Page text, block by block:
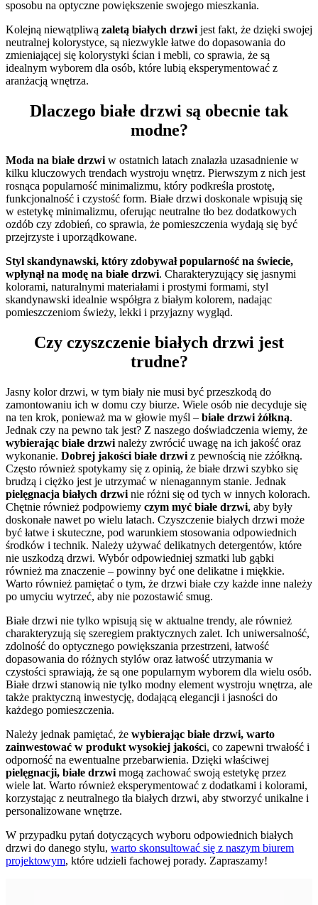
sposobu na optyczne powiększenie swojego mieszkania.
Kolejną niewątpliwą zaletą białych drzwi jest fakt, że dzięki swojej
neutralnej kolorystyce, są niezwykle łatwe do dopasowania do
zmieniającej się kolorystyki ścian i mebli, co sprawia, że są
idealnym wyborem dla osób, które lubią eksperymentować z
aranżacją wnętrza.
Dlaczego białe drzwi są obecnie tak
modne?
Moda na białe drzwi w ostatnich latach znalazła uzasadnienie w
kilku kluczowych trendach wystroju wnętrz. Pierwszym z nich jest
rosnąca popularność minimalizmu, który podkreśla prostotę,
funkcjonalność i czystość form. Białe drzwi doskonale wpisują się
w estetykę minimalizmu, oferując neutralne tło bez dodatkowych
ozdób czy zdobień, co sprawia, że pomieszczenia wydają się być
przejrzyste i uporządkowane.
Styl skandynawski, który zdobywał popularność na świecie,
wpłynął na modę na białe drzwi. Charakteryzujący się jasnymi
kolorami, naturalnymi materiałami i prostymi formami, styl
skandynawski idealnie współgra z białym kolorem, nadając
pomieszczeniom świeży, lekki i przyjazny wygląd.
Czy czyszczenie białych drzwi jest
trudne?
Jasny kolor drzwi, w tym biały nie musi być przeszkodą do
zamontowaniu ich w domu czy biurze. Wiele osób nie decyduje się
na ten krok, ponieważ ma w głowie myśl – białe drzwi żółkną.
Jednak czy na pewno tak jest? Z naszego doświadczenia wiemy, że
wybierając białe drzwi należy zwrócić uwagę na ich jakość oraz
wykonanie. Dobrej jakości białe drzwi z pewnością nie zżółkną.
Często również spotykamy się z opinią, że białe drzwi szybko się
brudzą i ciężko jest je utrzymać w nienagannym stanie. Jednak
pielęgnacja białych drzwi nie różni się od tych w innych kolorach.
Chętnie również podpowiemy czym myć białe drzwi, aby były
doskonałe nawet po wielu latach. Czyszczenie białych drzwi może
być łatwe i skuteczne, pod warunkiem stosowania odpowiednich
środków i technik. Należy używać delikatnych detergentów, które
nie uszkodzą drzwi. Wybór odpowiedniej szmatki lub gąbki
również ma znaczenie – powinny być one delikatne i miękkie.
Warto również pamiętać o tym, że drzwi białe czy każde inne należy
po umyciu wytrzeć, aby nie pozostawić smug.
Białe drzwi nie tylko wpisują się w aktualne trendy, ale również
charakteryzują się szeregiem praktycznych zalet. Ich uniwersalność,
zdolność do optycznego powiększania przestrzeni, łatwość
dopasowania do różnych stylów oraz łatwość utrzymania w
czystości sprawiają, że są one popularnym wyborem dla wielu osób.
Białe drzwi stanowią nie tylko modny element wystroju wnętrza, ale
także praktyczną inwestycję, dodającą elegancji i jasności do
każdego pomieszczenia.
Należy jednak pamiętać, że wybierając białe drzwi, warto
zainwestować w produkt wysokiej jakości, co zapewni trwałość i
odporność na ewentualne przebarwienia. Dzięki właściwej
pielęgnacji, białe drzwi mogą zachować swoją estetykę przez
wiele lat. Warto również eksperymentować z dodatkami i kolorami,
korzystając z neutralnego tła białych drzwi, aby stworzyć unikalne i
personalizowane wnętrze.
W przypadku pytań dotyczących wyboru odpowiednich białych
drzwi do danego stylu, warto skonsultować się z naszym biurem
projektowym, które udzieli fachowej porady. Zapraszamy!